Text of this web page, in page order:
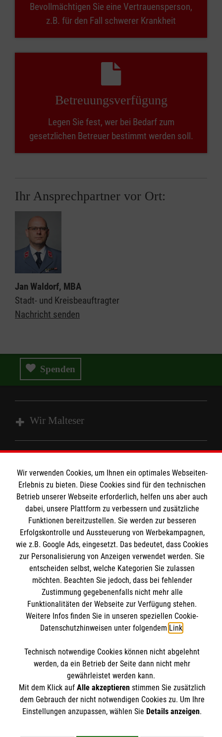
Bevollmächtigen Sie eine Vertrauensperson,
z.B. für den Fall schwerer Krankheit
Betreuungsverfügung
Legen Sie fest, wer bei Bedarf zum
gesetzlichen Betreuer bestimmt werden soll.
Ihr Ansprechpartner vor Ort:
Jan Waldorf, MBA
Stadt- und Kreisbeauftragter
Nachricht senden
Spenden
Wir Malteser
Spenden & Helfen
Angebote & Leistungen
Kursangebote
Mitarbeiten
Informationen
Kontakt
Impressum
Datenschutz
Malteser online
Malteserorden
Malteser International
Mediathek
Spendenkonto
Empfänger: Malteser Hilfsdienst e.V.
BIC: GENODED1PA7
Der Malteser Hilfsdienst e.V. ist als eingetragene
gemeinnützige Organisation von der Körperschaft- und
Gewerbesteuer befreit.
Wir verwenden Cookies, um Ihnen ein optimales Webseiten-
Erlebnis zu bieten. Diese Cookies sind für den technischen
Betrieb unserer Webseite erforderlich, helfen uns aber auch
dabei, unsere Plattform zu verbessern und zusätzliche
Funktionen bereitzustellen. Sie werden zur besseren
Erfolgskontrolle und Aussteuerung von Werbekampagnen,
wie z.B. Google Ads, eingesetzt. Das bedeutet, dass Cookies
zur Personalisierung von Anzeigen verwendet werden. Sie
entscheiden selbst, welche Kategorien Sie zulassen
möchten. Beachten Sie jedoch, dass bei fehlender
Zustimmung gegebenenfalls nicht mehr alle
Funktionalitäten der Webseite zur Verfügung stehen.
Weitere Infos finden Sie in unseren speziellen Cookie-
Datenschutzhinweisen unter folgendem Link.
Technisch notwendige Cookies können nicht abgelehnt
werden, da ein Betrieb der Seite dann nicht mehr
gewährleistet werden kann.
Mit dem Klick auf Alle akzeptierenstimmen Sie zusätzlich
dem Gebrauch der nicht notwendigen Cookies zu. Um Ihre
Einstellungen anzupassen, wählen Sie Details anzeigen.